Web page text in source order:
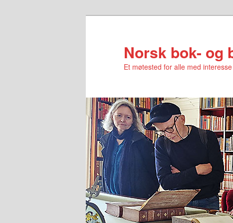
Norsk bok- og
Et møtested for alle med